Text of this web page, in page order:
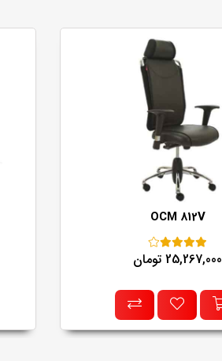
OCM 812V
25,267,000 تومان